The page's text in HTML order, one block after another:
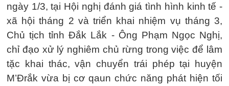
ngày 1/3, tại Hội nghị đánh giá tình hình kinh tế -
xã hội tháng 2 và triển khai nhiệm vụ tháng 3,
Chủ tịch tỉnh Đắk Lắk - Ông Phạm Ngọc Nghị,
chỉ đạo xử lý nghiêm chủ rừng trong việc để lâm
tặc khai thác, vận chuyển trái phép tại huyện
M’Đrắk vừa bị cơ qaun chức năng phát hiện tối